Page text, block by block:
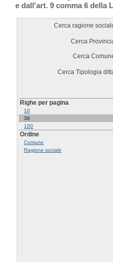
e dall'art. 9 comma 6 della
Cerca ragione
Cerca
Cerca
Cerca Tipologia
Righe per pagina
10
30
100
Ordine
Comune
Ragione sociale